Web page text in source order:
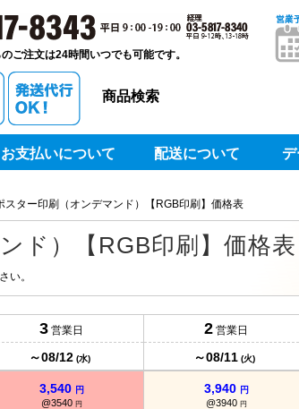
ントベストプリント
ご注文は24時間いつでも可能です。
商品検索
お支払いについて 配送について デ
スター印刷（オンデマンド）【RGB印刷】価格表
ド）【RGB印刷】価格表
い。
3 営業日
～08/12 (水)
2 営業日
～08/11 (火)
3,540 円
@3540 円
3,940 円
@3940 円